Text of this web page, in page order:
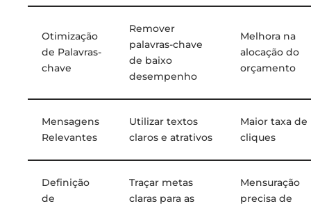
Otimização
de Palavras-
chave
Remover
palavras-chave
de baixo
desempenho
Melhora na
alocação do
orçamento
Mensagens
Relevantes
Utilizar textos
claros e atrativos
Maior taxa de
cliques
Definição
de
Traçar metas
claras para as
Mensuração
precisa de